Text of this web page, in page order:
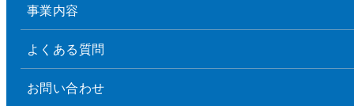
事業内容
よくある質問
お問い合わせ